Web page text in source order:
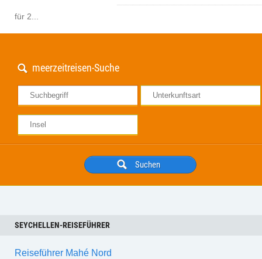
für 2...
meerzeitreisen-Suche
SEYCHELLEN-REISEFÜHRER
Reiseführer Mahé Nord